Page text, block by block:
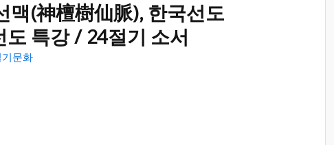
신단수 산천법회 선문화 절기법회
맥(神檀樹仙脈), 한국선도
특강 / 24절기 소서
기문화